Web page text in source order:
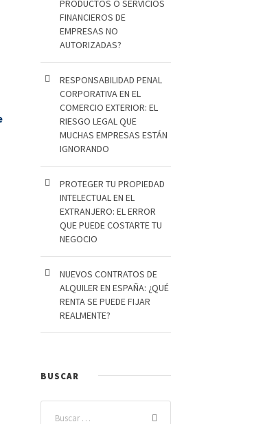
PRODUCTOS O SERVICIOS
FINANCIEROS DE
EMPRESAS NO
AUTORIZADAS?
RESPONSABILIDAD PENAL
CORPORATIVA EN EL
COMERCIO EXTERIOR: EL
RIESGO LEGAL QUE
MUCHAS EMPRESAS ESTÁN
IGNORANDO
PROTEGER TU PROPIEDAD
INTELECTUAL EN EL
EXTRANJERO: EL ERROR
QUE PUEDE COSTARTE TU
NEGOCIO
NUEVOS CONTRATOS DE
ALQUILER EN ESPAÑA: ¿QUÉ
RENTA SE PUEDE FIJAR
REALMENTE?
BUSCAR